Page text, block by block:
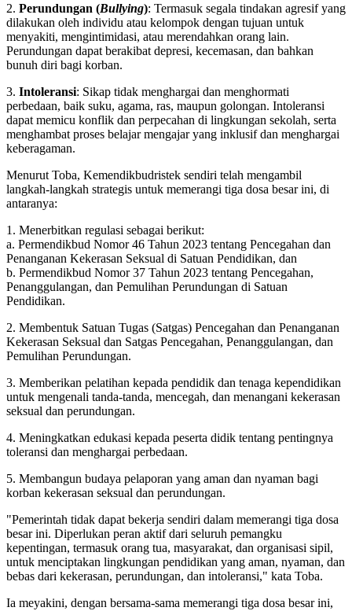
2. Perundungan (Bullying): Termasuk segala tindakan agresif yang
dilakukan oleh individu atau kelompok dengan tujuan untuk
menyakiti, mengintimidasi, atau merendahkan orang lain.
Perundungan dapat berakibat depresi, kecemasan, dan bahkan
bunuh diri bagi korban.
3. Intoleransi: Sikap tidak menghargai dan menghormati
perbedaan, baik suku, agama, ras, maupun golongan. Intoleransi
dapat memicu konflik dan perpecahan di lingkungan sekolah, serta
menghambat proses belajar mengajar yang inklusif dan menghargai
keberagaman.
Menurut Toba, Kemendikbudristek sendiri telah mengambil
langkah-langkah strategis untuk memerangi tiga dosa besar ini, di
antaranya:
1. Menerbitkan regulasi sebagai berikut:
a. Permendikbud Nomor 46 Tahun 2023 tentang Pencegahan dan
Penanganan Kekerasan Seksual di Satuan Pendidikan, dan
b. Permendikbud Nomor 37 Tahun 2023 tentang Pencegahan,
Penanggulangan, dan Pemulihan Perundungan di Satuan
Pendidikan.
2. Membentuk Satuan Tugas (Satgas) Pencegahan dan Penanganan
Kekerasan Seksual dan Satgas Pencegahan, Penanggulangan, dan
Pemulihan Perundungan.
3. Memberikan pelatihan kepada pendidik dan tenaga kependidikan
untuk mengenali tanda-tanda, mencegah, dan menangani kekerasan
seksual dan perundungan.
4. Meningkatkan edukasi kepada peserta didik tentang pentingnya
toleransi dan menghargai perbedaan.
5. Membangun budaya pelaporan yang aman dan nyaman bagi
korban kekerasan seksual dan perundungan.
"Pemerintah tidak dapat bekerja sendiri dalam memerangi tiga dosa
besar ini. Diperlukan peran aktif dari seluruh pemangku
kepentingan, termasuk orang tua, masyarakat, dan organisasi sipil,
untuk menciptakan lingkungan pendidikan yang aman, nyaman, dan
bebas dari kekerasan, perundungan, dan intoleransi," kata Toba.
Ia meyakini, dengan bersama-sama memerangi tiga dosa besar ini,